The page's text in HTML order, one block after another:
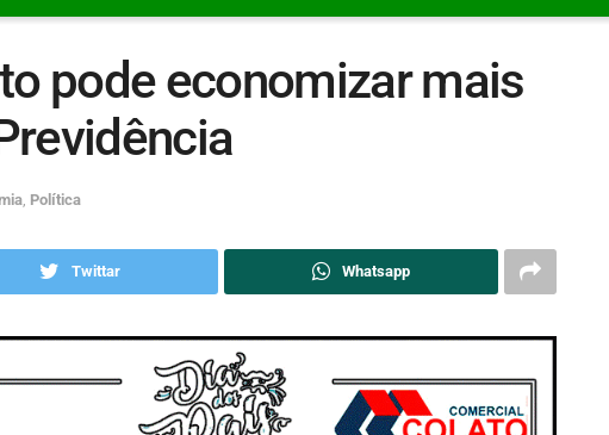
pode economizar mais
Política
Twittar Whatsapp